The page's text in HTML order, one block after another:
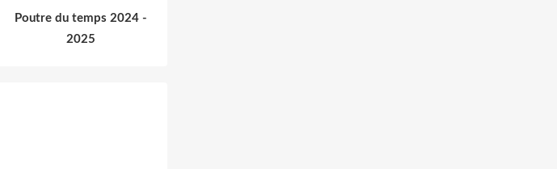
Poutre du temps 2024 -
2025